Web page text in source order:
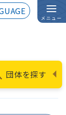
メニュー
台
団体を探す